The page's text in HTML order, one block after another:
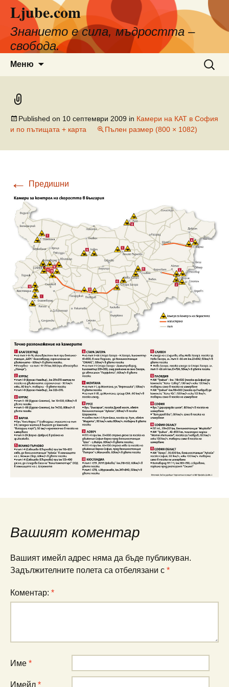
съдържанието
Ljube.com
Знанието е сила, мъдростта –
свобода.
Меню
за:
Published on 10 септември 2009 in Камери на КАТ в София
и по пътищата + карта
Пълен размер (800 × 1082)
← Предишни
Вашият коментар
Вашият имейл адрес няма да бъде публикуван.
Задължителните полета са отбелязани с *
Коментар: *
Име *
Имейл *